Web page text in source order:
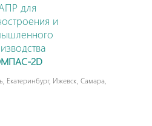
для
и
2D
Екатеринбург, Ижевск, Самара,